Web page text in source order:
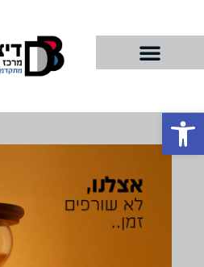
פתח סרגל נגישות